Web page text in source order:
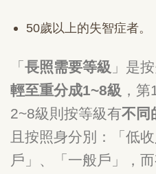
50歲以上的失智症者。
「 長照需要等級 」是
輕至重分成1~8級 ，
2~8級則按等級有不同
且按照身分別：「低
戶」、「一般戶」，